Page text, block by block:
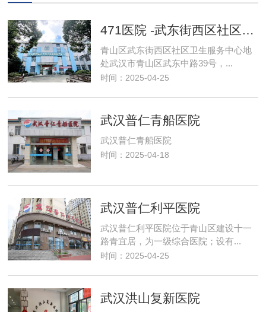
青山区武东街西区社区卫生服务中心地
处武汉市青山区武东中路39号，...
时间：2025-04-25
武汉普仁青船医院
武汉普仁青船医院
时间：2025-04-18
武汉普仁利平医院
武汉普仁利平医院位于青山区建设十一
路青宜居，为一级综合医院；设有...
时间：2025-04-25
武汉洪山复新医院